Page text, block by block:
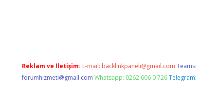
Reklam ve İletişim: E-mail: backlinkpaneli@gmail.com Teams:
forumhizmeti@gmail.com Whatsapp: 0262 606 0 726 Telegram: